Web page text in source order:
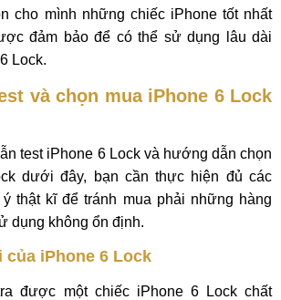
cho mình những chiếc iPhone tốt nhất
đảm bảo để có thể sử dụng lâu dài
Lock.
và chọn mua iPhone 6 Lock
test iPhone 6 Lock và hướng dẫn chọn
dưới đây, bạn cần thực hiện đủ các
thật kĩ để tránh mua phải những hàng
dụng không ổn định.
của iPhone 6 Lock
được một chiếc iPhone 6 Lock chất